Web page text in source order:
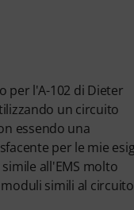
per l'A-102 di Dieter
un circuito
essendo una
per le mie
all'EMS molto
simili al circuito